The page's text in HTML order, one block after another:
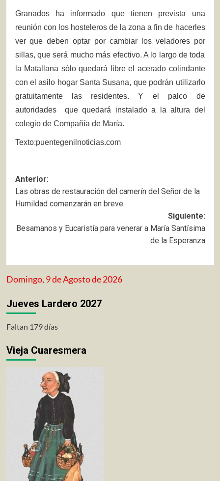
Granados ha informado que tienen prevista una
reunión con los hosteleros de la zona a fin de hacerles
ver que deben optar por cambiar los veladores por
sillas, que será mucho más efectivo. A lo largo de toda
la Matallana sólo quedará libre el acerado colindante
con el asilo hogar Santa Susana, que podrán utilizarlo
gratuitamente las residentes. Y el palco de
autoridades que quedará instalado a la altura del
colegio de Compañía de María.
Texto:puentegenilnoticias.com
Navegación
de
Anterior:
Las obras de restauración del camerín del Señor de la
Humildad comenzarán en breve.
Siguiente:
Besamanos y Eucaristía para venerar a María Santísima
de la Esperanza
Domingo, 9 de Agosto de 2026
Jueves Lardero 2027
Faltan 179 días
Vieja Cuaresmera